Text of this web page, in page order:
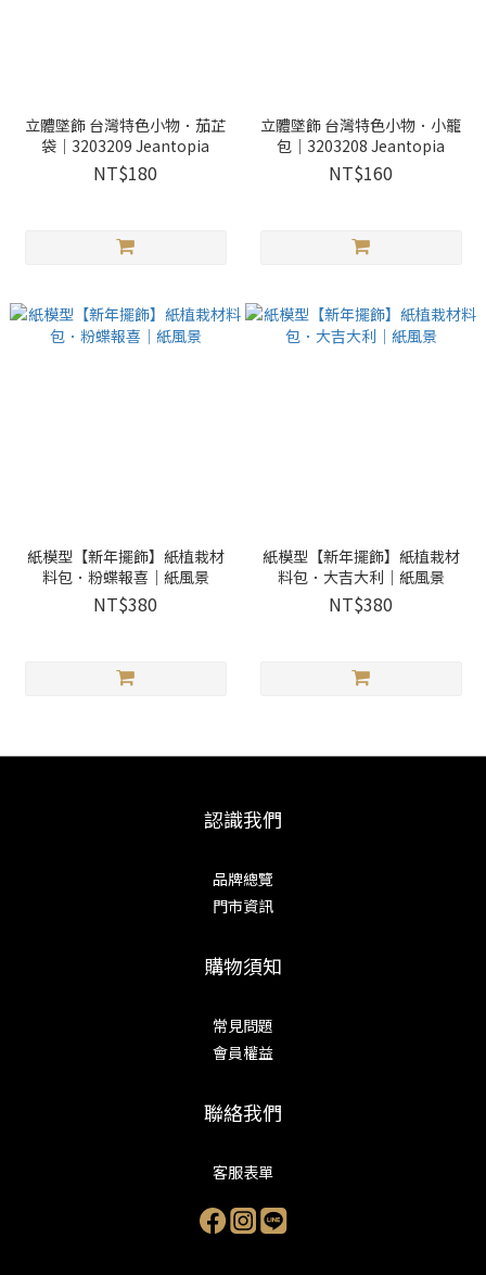
立體墜飾 台灣特色小物．茄芷
袋｜3203209 Jeantopia
NT$180
立體墜飾 台灣特色小物．小籠
包｜3203208 Jeantopia
NT$160
紙模型【新年擺飾】紙植栽材
料包．粉蝶報喜｜紙風景
NT$380
紙模型【新年擺飾】紙植栽材
料包．大吉大利｜紙風景
NT$380
認識我們
品牌總覽
門市資訊
購物須知
常見問題
會員權益
聯絡我們
客服表單